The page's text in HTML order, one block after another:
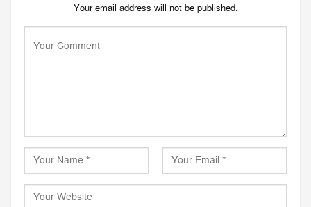
Your email address will not be published.